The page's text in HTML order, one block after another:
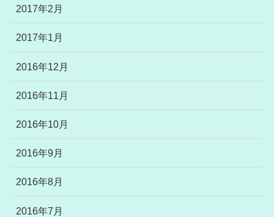
2017年2月
2017年1月
2016年12月
2016年11月
2016年10月
2016年9月
2016年8月
2016年7月